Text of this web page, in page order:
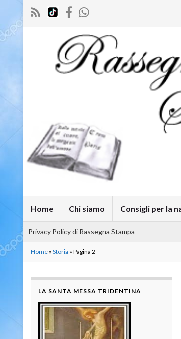
Home Chi siamo Consigli per la
Privacy Policy di Rassegna Stampa
Home » Storia » Pagina 2
LA SANTA MESSA TRIDENTINA